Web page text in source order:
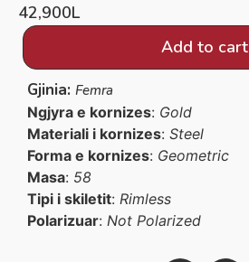
42,900L
Add to cart
Gjinia: Femra
Ngjyra e kornizes: Gold
Materiali i kornizes: Steel
Forma e kornizes: Geometric
Masa: 58
Tipi i skiletit: Rimless
Polarizuar: Not Polarized